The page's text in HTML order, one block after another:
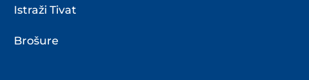
Istraži Tivat
Brošure